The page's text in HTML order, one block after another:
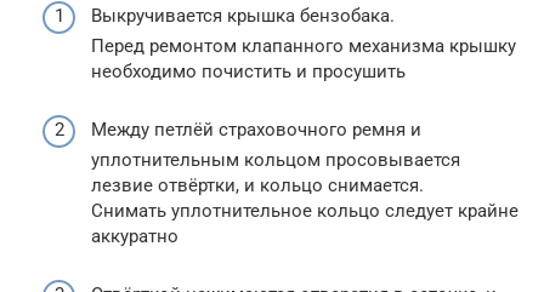
Выкручивается крышка бензобака.
Перед ремонтом клапанного механизма крышку
необходимо почистить и просушить
Между петлёй страховочного ремня и
уплотнительным кольцом просовывается
лезвие отвёртки, и кольцо снимается.
Снимать уплотнительное кольцо следует крайне
аккуратно